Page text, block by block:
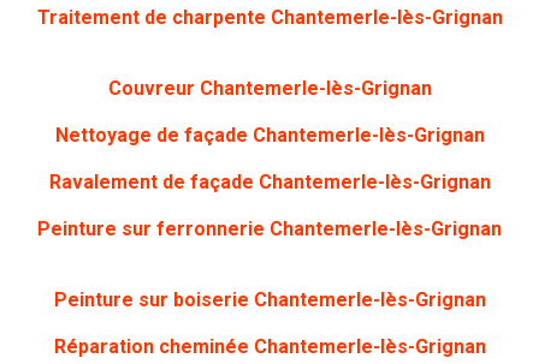
Traitement de charpente Chantemerle-lès-Grignan
Couvreur Chantemerle-lès-Grignan
Nettoyage de façade Chantemerle-lès-Grignan
Ravalement de façade Chantemerle-lès-Grignan
Peinture sur ferronnerie Chantemerle-lès-Grignan
Peinture sur boiserie Chantemerle-lès-Grignan
Réparation cheminée Chantemerle-lès-Grignan